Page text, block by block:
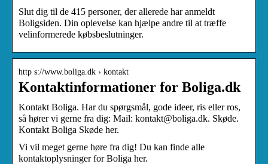
Slut dig til de 415 personer, der allerede har anmeldt
Boligsiden. Din oplevelse kan hjælpe andre til at træffe
velinformerede købsbeslutninger.
http s://www.boliga.dk › kontakt
Kontaktinformationer for Boliga.dk
Kontakt Boliga. Har du spørgsmål, gode ideer, ris eller ros,
så hører vi gerne fra dig: Mail: kontakt@boliga.dk. Skøde.
Kontakt Boliga Skøde her.
Vi vil meget gerne høre fra dig! Du kan finde alle
kontaktoplysninger for Boliga her.